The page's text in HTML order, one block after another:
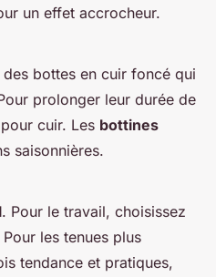
un effet accrocheur.
bottes en cuir foncé qui
prolonger leur durée de
cuir. Les bottines
saisonnières.
. Pour le travail, choisissez
les tenues plus
tendance et pratiques,